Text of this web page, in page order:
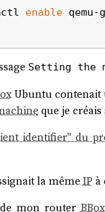
enable qemu-
Setting the
Ubuntu contenait
que je
identifier" du
la même IP à
de mon routerBBox